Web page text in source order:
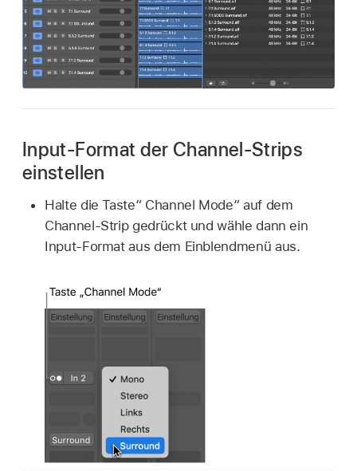
Input-Format der Channel-Strips
einstellen
Halte die Taste“ Channel Mode“ auf dem
Channel-Strip gedrückt und wähle dann ein
Input-Format aus dem Einblendmenü aus.